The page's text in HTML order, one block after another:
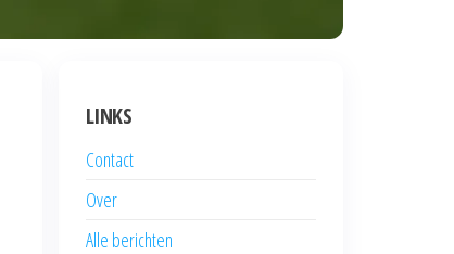
LINKS
Contact
Over
Alle berichten